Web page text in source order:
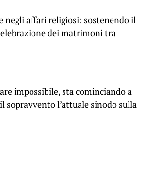
negli affari religiosi: sostenendo il
dei matrimoni tra
impossibile, sta cominciando a
sopravvento l’attuale sinodo sulla